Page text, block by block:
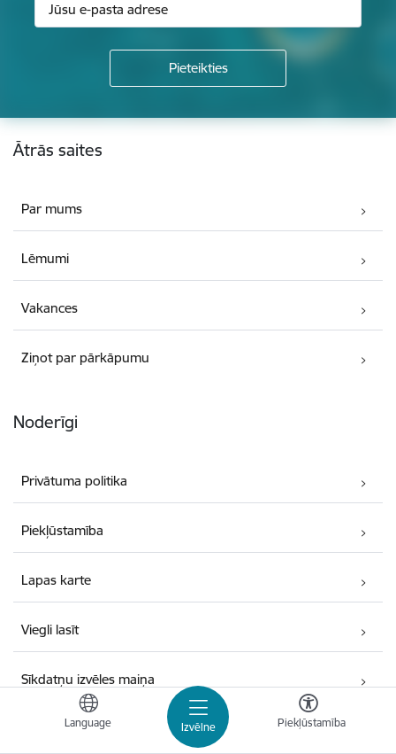
Izvēlne
Language Piekļūstamība
Kājene
Ātrās saites
Par mums
Lēmumi
Vakances
Ziņot par pārkāpumu
Noderīgi
Privātuma politika
Piekļūstamība
Lapas karte
Viegli lasīt
Sīkdatņu izvēles maiņa